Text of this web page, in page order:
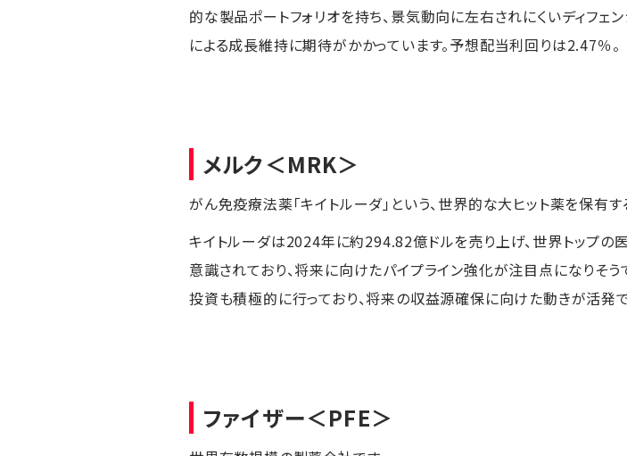
的な製品ポートフォリオを持ち、景気動向に左右されにくいディフ
による成長維持に期待がかかっています。予想配当利回りは2.47％。
メルク＜MRK＞
がん免疫療法薬「キイトルーダ」という、世界的な大ヒット薬を保有
キイトルーダは2024年に約294.82億ドルを売り上げ、世界トップの
意識されており、将来に向けたパイプライン強化が注目点になりそ
投資も積極的に行っており、将来の収益源確保に向けた動きが活発
ファイザー＜PFE＞